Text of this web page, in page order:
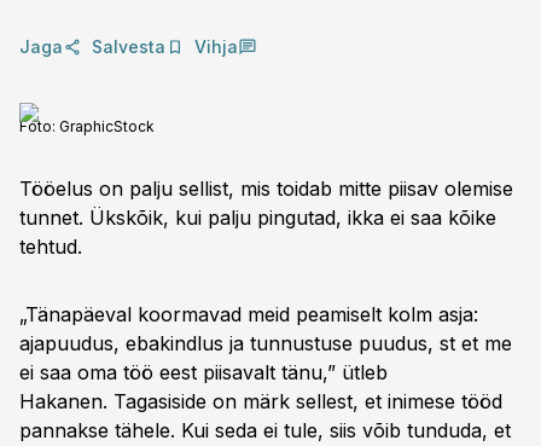
Jaga Salvesta Vihja
Foto: GraphicStock
Tööelus on palju sellist, mis toidab mitte piisav olemise
tunnet. Ükskõik, kui palju pingutad, ikka ei saa kõike
tehtud.
„Tänapäeval koormavad meid peamiselt kolm asja:
ajapuudus, ebakindlus ja tunnustuse puudus, st et me
ei saa oma töö eest piisavalt tänu,” ütleb
Hakanen. Tagasiside on märk sellest, et inimese tööd
pannakse tähele. Kui seda ei tule, siis võib tunduda, et